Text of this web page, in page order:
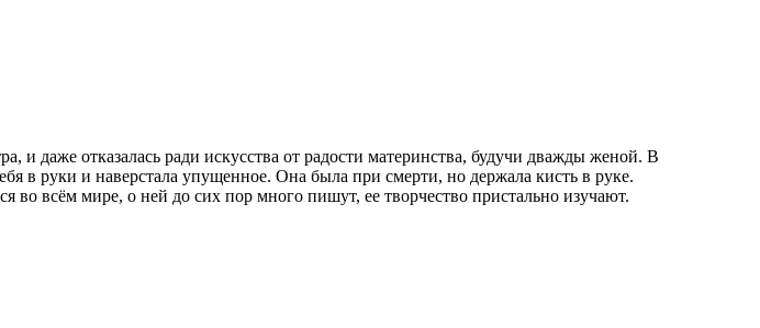
и даже отказалась ради искусства от радости материнства, будучи дважды женой. В
в руки и наверстала упущенное. Она была при смерти, но держала кисть в руке.
всём мире, о ней до сих пор много пишут, ее творчество пристально изучают.